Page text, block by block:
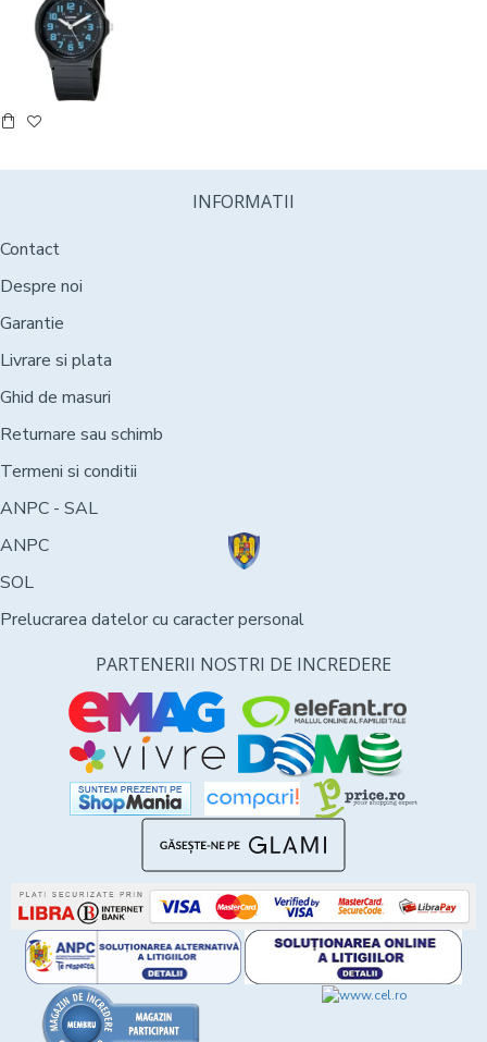
INFORMATII
Contact
Despre noi
Garantie
Livrare si plata
Ghid de masuri
Returnare sau schimb
Termeni si conditii
ANPC - SAL
ANPC
SOL
Prelucrarea datelor cu caracter personal
PARTENERII NOSTRI DE INCREDERE